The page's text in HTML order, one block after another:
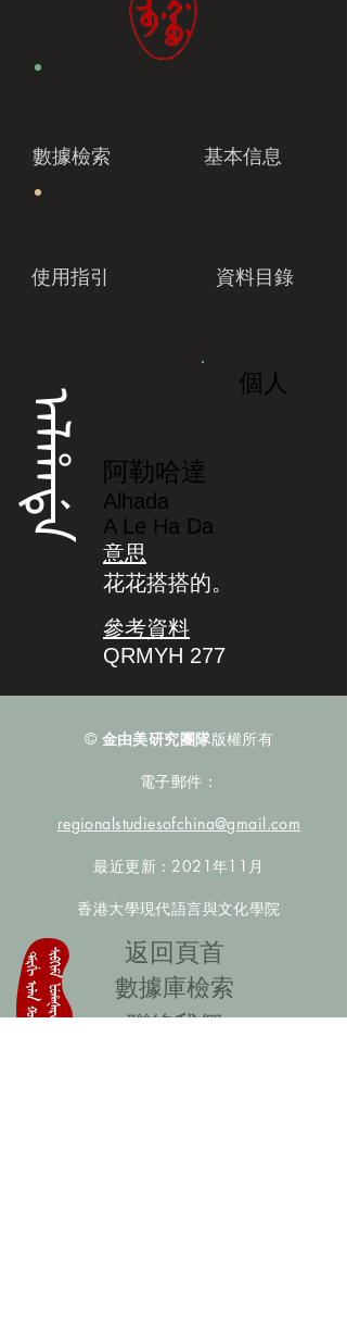
數據檢索 基本信息
使用指引 資料目錄
ᠠᠯᡥᠠᡩᠠ
個人
阿勒哈達
Alhada
A Le Ha Da
意思
花花搭搭的。
參考資料
QRMYH 277
© 金由美研究團隊版權所有
電子郵件：
regionalstudiesofchina@gmail.com
最近更新：2021年11月
香港大學現代語言與文化學院
​返回頁首
數據庫檢索
聯絡我們